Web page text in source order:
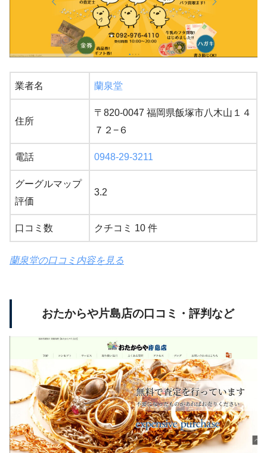
業者名 蘭泉堂
住所
〒820-0047 福岡県飯塚市八木山１４
７２−６
電話 0948-29-3211
グーグルマップ
評価
3.2
口コミ数 クチコミ 10 件
蘭泉堂の口コミ内容を見る
おたからや片島店の口コミ・評判など